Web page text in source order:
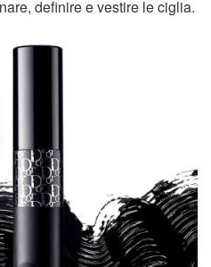
definire e vestire le ciglia.